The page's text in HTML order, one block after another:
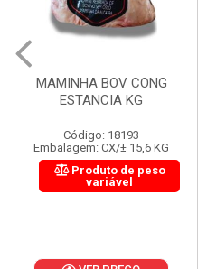
MAMINHA BOV CONG
ESTANCIA KG
Código: 18193
Embalagem: CX/± 15,6 KG
Produto de peso
variável